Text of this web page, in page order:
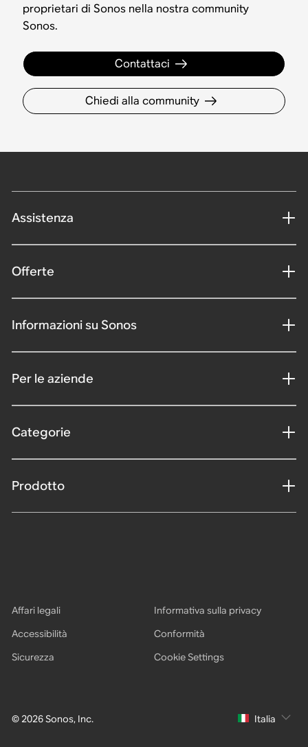
proprietari di Sonos nella nostra community
Sonos.
Contattaci
Chiedi alla community
Assistenza
Offerte
Informazioni su Sonos
Per le aziende
Categorie
Prodotto
© 2026 Sonos, Inc.
Affari legali
Informativa sulla privacy
Accessibilità
Conformità
Sicurezza
Cookie Settings
Italia